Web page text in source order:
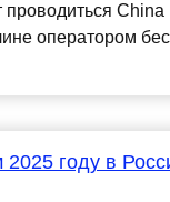
проводиться
оператором
году в